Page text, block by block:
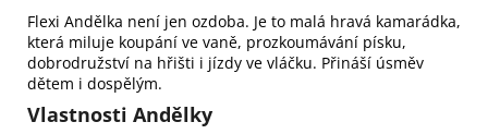
Flexi Andělka není jen ozdoba. Je to malá hravá kamarádka,
která miluje koupání ve vaně, prozkoumávání písku,
dobrodružství na hřišti i jízdy ve vláčku. Přináší úsměv
dětem i dospělým.
Vlastnosti Andělky
299
Kč